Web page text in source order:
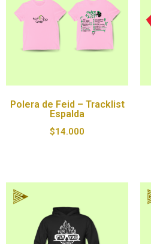
Polera de Feid – Tracklist
Espalda
$14.000